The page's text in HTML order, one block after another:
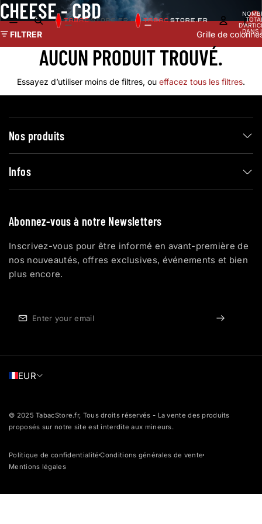
DANS
CHEESE - CBD
FILTRER Grille de
AUCUN PRODUIT TROUVÉ.
Essayez d’utiliser moins de filtres, ou effacez tous les filtres.
Nos produits
Infos
Abonnez-vous à notre Newsletters
Inscrivez-vous pour être informé en avant-première de
nos nouveautés, offres exclusives, événements et bien
plus encore.
EUR
© 2025 TabacStore.fr, Tous droits réservés - La vente des produits
proposés sur notre site est interdite aux mineurs.
Politique de confidentialité
dot
Conditions générales de vente
Mentions légales